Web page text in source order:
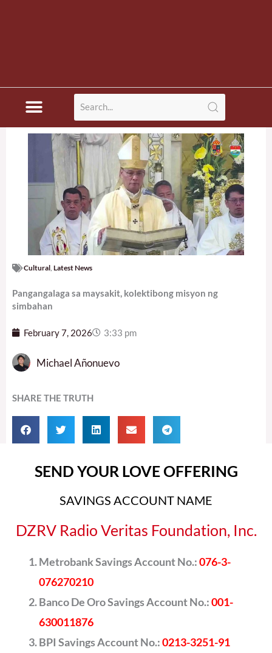
Cultural Latest News
Pangangalaga sa maysakit, kolektibong misyon ng
simbahan
February 7, 2026 3:33 pm
Michael Añonuevo
SHARE THE TRUTH
SEND YOUR LOVE OFFERING
SAVINGS ACCOUNT NAME
DZRV Radio Veritas Foundation, Inc.
Metrobank Savings Account No.:076-3-
076270210
Banco De Oro Savings Account No.:001-
630011876
BPI Savings Account No.:0213-3251-91